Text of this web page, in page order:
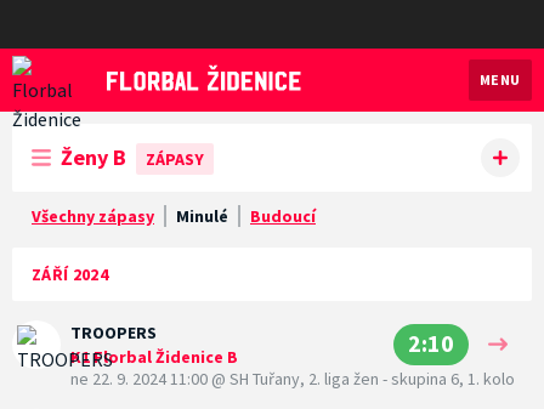
Florbal Židenice
MENU
Ženy B ZÁPASY
Všechny zápasy Minulé Budoucí
ZÁŘÍ 2024
TROOPERS
K1 Florbal Židenice B
2:10
ne 22. 9. 2024 11:00 @ SH Tuřany, 2. liga žen - skupina 6, 1. kolo